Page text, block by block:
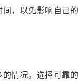
，以免影响自己的
情况。选择可靠的